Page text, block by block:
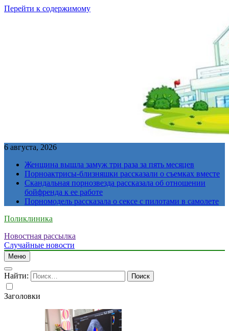
Перейти к содержимому
6 августа, 2026
Женщина вышла замуж три раза за пять месяцев
Порноактрисы-близняшки рассказали о съемках вместе
Скандальная порнозвезда рассказала об отношении
бойфренда к ее работе
Порномодель рассказала о сексе с пилотами в самолете
Поликлиника
Новостная рассылка
Случайные новости
Меню
Найти:
Заголовки